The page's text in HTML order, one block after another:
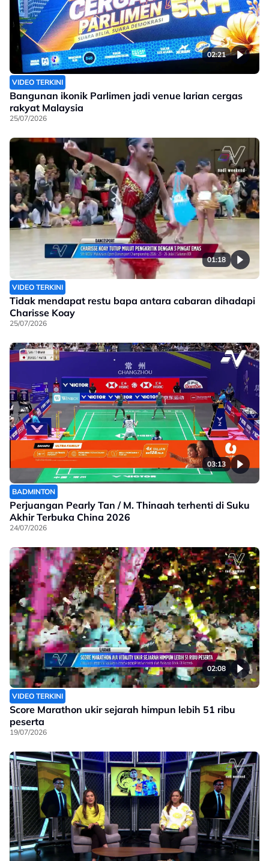
02:21
VIDEO TERKINI
Bangunan ikonik Parlimen jadi venue larian cergas
rakyat Malaysia
25/07/2026
01:18
VIDEO TERKINI
Tidak mendapat restu bapa antara cabaran dihadapi
Charisse Koay
25/07/2026
03:13
BADMINTON
Perjuangan Pearly Tan / M. Thinaah terhenti di Suku
Akhir Terbuka China 2026
24/07/2026
02:08
VIDEO TERKINI
Score Marathon ukir sejarah himpun lebih 51 ribu
peserta
19/07/2026